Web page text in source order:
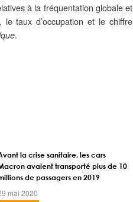
à la fréquentation globale et
taux d’occupation et le chiffre
.
la crise sanitaire, les cars
avaient transporté plus de 10
de passagers en 2019
mai 2020